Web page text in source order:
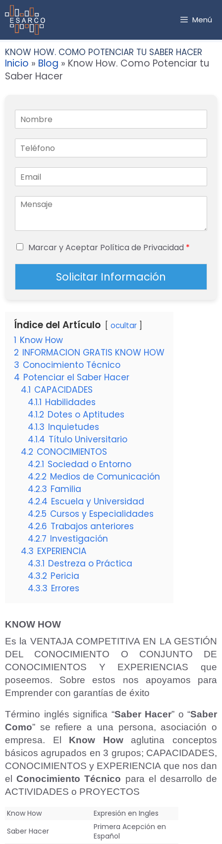
Saltar
al
contenido
Menú
KNOW HOW. COMO POTENCIAR TU SABER HACER
Inicio » Blog » Know How. Como Potenciar tu
Saber Hacer
Marcar y Aceptar Política de Privacidad *
Solicitar Información
Índice del Artículo ocultar
1 Know How
2 INFORMACION GRATIS KNOW HOW
3 Conocimiento Técnico
4 Potenciar el Saber Hacer
4.1 CAPACIDADES
4.1.1 Habilidades
4.1.2 Dotes o Aptitudes
4.1.3 Inquietudes
4.1.4 Título Universitario
4.2 CONOCIMIENTOS
4.2.1 Sociedad o Entorno
4.2.2 Medios de Comunicación
4.2.3 Familia
4.2.4 Escuela y Universidad
4.2.5 Cursos y Especialidades
4.2.6 Trabajos anteriores
4.2.7 Investigación
4.3 EXPERIENCIA
4.3.1 Destreza o Práctica
4.3.2 Pericia
4.3.3 Errores
KNOW HOW
Es la VENTAJA COMPETITIVA EN LA GESTIÓN
DEL CONOCIMIENTO O CONJUNTO DE
CONOCIMIENTOS Y EXPERIENCIAS que
poseemos. Sobre estos nos apoyamos para
Emprender con garantías de éxito
Término inglés significa “Saber Hacer” o “Saber
Como” se refiere a una persona, asociación o
empresa. El Know Howaglutina conceptos
básicos agrupados en 3 grupos; CAPACIDADES,
CONOCIMIENTOS y EXPERIENCIA que nos dan
elConocimiento Técnico para el desarrollo de
ACTIVIDADES o PROYECTOS
Know How
Expresión en Ingles
Saber Hacer
Primera Acepción en
Español